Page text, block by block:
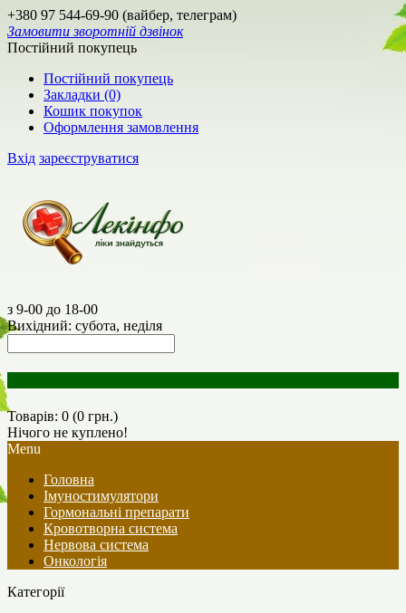
+380 97 544-69-90 (вайбер, телеграм)
Замовити зворотній дзвінок
Постійний покупець
Постійний покупець
Закладки (0)
Кошик покупок
Оформлення замовлення
Вхід зареєструватися
з 9-00 до 18-00
Вихідний: субота, неділя
Товарів: 0 (0 грн.)
Нічого не куплено!
Menu
Головна
Імуностимулятори
Гормональні препарати
Кровотворна система
Нервова система
Онкологія
Категорії